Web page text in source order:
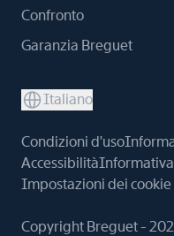
Confronto
Garanzia Breguet
Italiano
Condizioni d'uso
Accessibilità
Impostazioni dei cookie
Copyright Breguet -